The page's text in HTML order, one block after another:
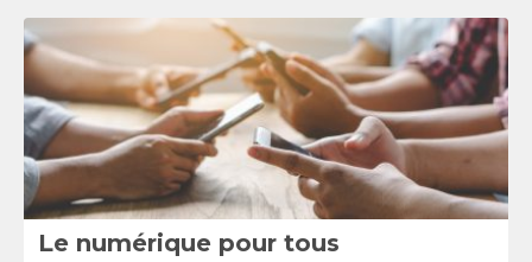
Le numérique pour tous